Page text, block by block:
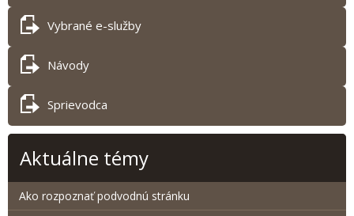
Vybrané e-služby
Návody
Sprievodca
Aktuálne témy
Ako rozpoznať podvodnú stránku